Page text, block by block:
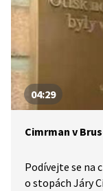
04:29
Cimrman v
Podívejte se na
o stopách Járy